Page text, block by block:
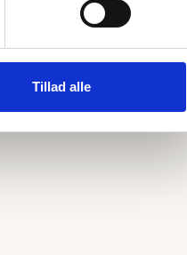
Tillad alle